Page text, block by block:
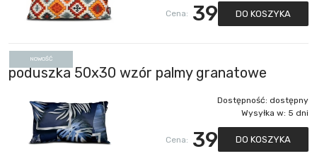
Cena: 39 DO KOSZYKA
poduszka 50x30 wzór palmy granatowe
Dostępność: dostępny
Wysyłka w: 5 dni
Cena: 39 DO KOSZYKA
NOWOŚĆ